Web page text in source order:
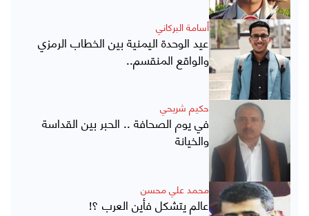
أسامة البركاني
عيد الوحدة اليمنية بين الخطاب الرمزي
والواقع المنقسم..
حكيم شريحي
في يوم الصحافة .. الحبر بين القداسة
والخيانة
محمد علي محسن
عالم يتشكل فأين العرب ؟!